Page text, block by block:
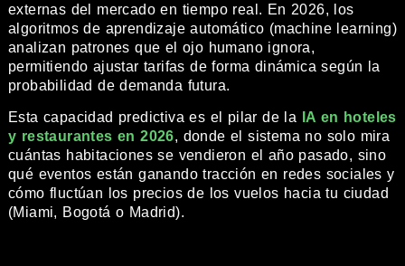
externas del mercado en tiempo real. En 2026, los
algoritmos de aprendizaje automático (machine learning)
analizan patrones que el ojo humano ignora,
permitiendo ajustar tarifas de forma dinámica según la
probabilidad de demanda futura.
Esta capacidad predictiva es el pilar de la
IA en hoteles
y restaurantes en 2026, donde el sistema no solo mira
cuántas habitaciones se vendieron el año pasado, sino
qué eventos están ganando tracción en redes sociales y
cómo fluctúan los precios de los vuelos hacia tu ciudad
(Miami, Bogotá o Madrid).